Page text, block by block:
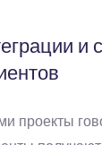
и
проекты